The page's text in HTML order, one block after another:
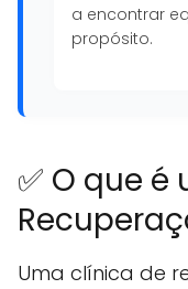
a encontrar
propósito.
✅ O que
Uma clínica de